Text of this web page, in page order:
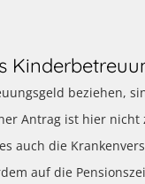
beziehen,
Antrag ist hier nicht
auch die
auf die